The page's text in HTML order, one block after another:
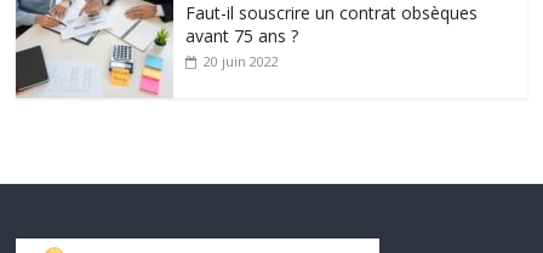
Faut-il souscrire un contrat obsèques
avant 75 ans ?
20 juin 2022